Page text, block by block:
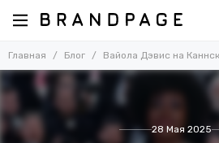
Главная Блог Вайола Дэвис на
28 Мая 2025